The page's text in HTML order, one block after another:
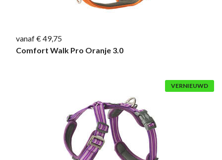
vanaf € 49,75
Comfort Walk Pro Oranje 3.0
VERNIEUWD